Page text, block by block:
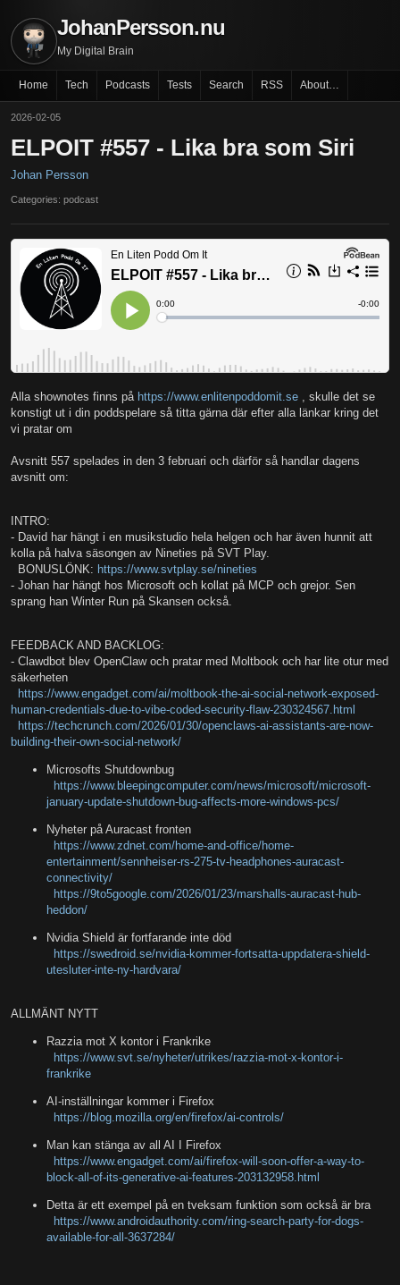
JohanPersson.nu
My Digital Brain
Home Tech Podcasts Tests Search RSS About…
2026-02-05
ELPOIT #557 - Lika bra som Siri
Johan Persson
Categories: podcast
Alla shownotes finns på https://www.enlitenpoddomit.se , skulle det se
konstigt ut i din poddspelare så titta gärna där efter alla länkar kring det
vi pratar om
Avsnitt 557 spelades in den 3 februari och därför så handlar dagens
avsnitt om:
INTRO:
- David har hängt i en musikstudio hela helgen och har även hunnit att
kolla på halva säsongen av Nineties på SVT Play.
BONUSLÖNK: https://www.svtplay.se/nineties
- Johan har hängt hos Microsoft och kollat på MCP och grejor. Sen
sprang han Winter Run på Skansen också.
FEEDBACK AND BACKLOG:
- Clawdbot blev OpenClaw och pratar med Moltbook och har lite otur med
säkerheten
https://www.engadget.com/ai/moltbook-the-ai-social-network-exposed-
human-credentials-due-to-vibe-coded-security-flaw-230324567.html
https://techcrunch.com/2026/01/30/openclaws-ai-assistants-are-now-
building-their-own-social-network/
Microsofts Shutdownbug
https://www.bleepingcomputer.com/news/microsoft/microsoft-
january-update-shutdown-bug-affects-more-windows-pcs/
Nyheter på Auracast fronten
https://www.zdnet.com/home-and-office/home-
entertainment/sennheiser-rs-275-tv-headphones-auracast-
connectivity/
https://9to5google.com/2026/01/23/marshalls-auracast-hub-
heddon/
Nvidia Shield är fortfarande inte död
https://swedroid.se/nvidia-kommer-fortsatta-uppdatera-shield-
utesluter-inte-ny-hardvara/
ALLMÄNT NYTT
Razzia mot X kontor i Frankrike
https://www.svt.se/nyheter/utrikes/razzia-mot-x-kontor-i-
frankrike
AI-inställningar kommer i Firefox
https://blog.mozilla.org/en/firefox/ai-controls/
Man kan stänga av all AI I Firefox
https://www.engadget.com/ai/firefox-will-soon-offer-a-way-to-
block-all-of-its-generative-ai-features-203132958.html
Detta är ett exempel på en tveksam funktion som också är bra
https://www.androidauthority.com/ring-search-party-for-dogs-
available-for-all-3637284/